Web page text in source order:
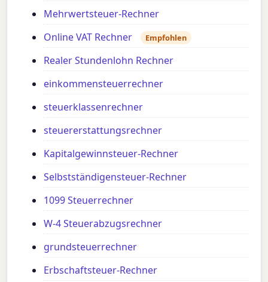
Mehrwertsteuer-Rechner
Online VAT Rechner
Empfohlen
Realer Stundenlohn Rechner
einkommensteuerrechner
steuerklassenrechner
steuererstattungsrechner
Kapitalgewinnsteuer-Rechner
Selbstständigensteuer-Rechner
1099 Steuerrechner
W-4 Steuerabzugsrechner
grundsteuerrechner
Erbschaftsteuer-Rechner